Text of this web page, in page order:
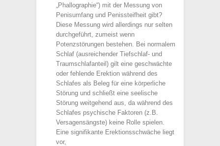
„Phallographie“) mit der Messung von
Penisumfang und Penissteifheit gibt?
Diese Messung wird allerdings nur selten
durchgeführt, zumeist wenn
Potenzstörungen bestehen. Bei normalem
Schlaf (ausreichender Tiefschlaf- und
Traumschlafanteil) gilt eine geschwächte
oder fehlende Erektion während des
Schlafes als Beleg für eine körperliche
Störung und schließt eine seelische
Störung weitgehend aus, da während des
Schlafes psychische Faktoren (z.B.
Versagensängste) keine Rolle spielen.
Eine signifikante Erektionsschwäche liegt
vor,